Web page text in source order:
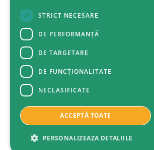
STRICT NECESARE
DE PERFORMANȚĂ
DE TARGETARE
DE FUNCŢIONALITATE
NECLASIFICATE
ACCEPTĂ TOATE
PERSONALIZEAZA DETALIILE